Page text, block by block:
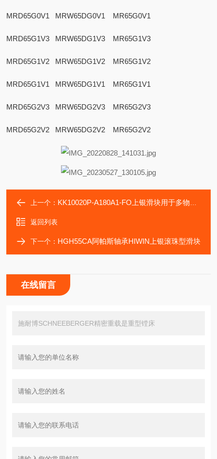
MRD65G0V1 MRW65DG0V1 MR65G0V1
MRD65G1V3 MRW65DG1V3 MR65G1V3
MRD65G1V2 MRW65DG1V2 MR65G1V2
MRD65G1V1 MRW65DG1V1 MR65G1V1
MRD65G2V3 MRW65DG2V3 MR65G2V3
MRD65G2V2 MRW65DG2V2 MR65G2V2
上一个： KK10020P-A180A1-FO上银滑块用于多物料各种注塑成型WON2333
返回列表
下一个： HGH55CA阿帕斯轴承HIWIN上银滚珠型滑块
在线留言